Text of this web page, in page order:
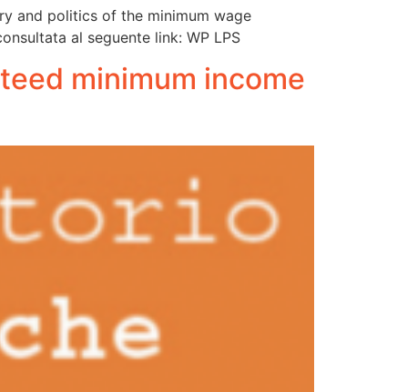
and politics of the minimum wage
al seguente link: WP LPS
minimum income